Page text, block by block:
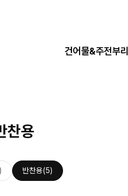
건어물&주전부리
찬용
반찬용(5)